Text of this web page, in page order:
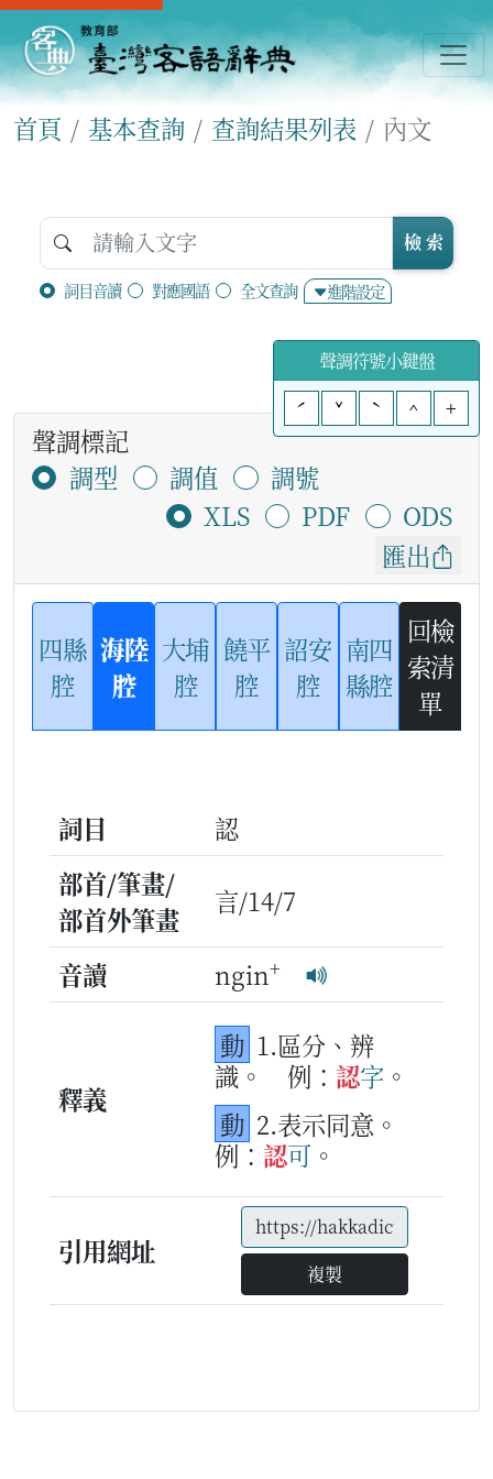
首頁 基本查詢 查詢結果列表 內文
詞目音讀 對應國語 全文查詢 進階設定
檢 索
聲調符號小鍵盤
ˊ
ˇ ˋ ^ +
聲調標記
調型
調值
調號
XLS
PDF
ODS
匯出
四縣
腔
海陸
腔
大埔
腔
饒平
腔
詔安
腔
南四
縣腔
回檢
索清
單
詞目
認
部首/筆畫/
部首外筆畫
言/14/7
音讀 ngin+
釋義
動 1.區分、辨
識。
例： 認字 。
動 2.表示同意。
例： 認可 。
引用網址
複製